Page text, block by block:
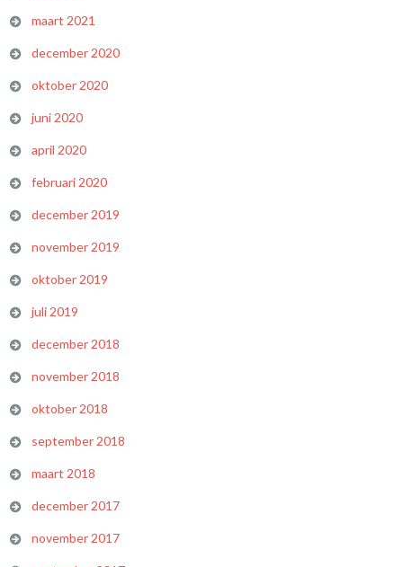
maart 2021
december 2020
oktober 2020
juni 2020
april 2020
februari 2020
december 2019
november 2019
oktober 2019
juli 2019
december 2018
november 2018
oktober 2018
september 2018
maart 2018
december 2017
november 2017